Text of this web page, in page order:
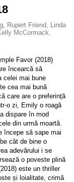
Rupert Friend, Linda
McCormack,
Favor (2018)
încearcă să
celei mai bune
cea mai bună
care are o preferință
o zi, Emily o roagă
dispare în mod
din urmă moartă.
începe să sape mai
cât de bine o
adevărului i se
o poveste plină
este un thriller
și loialitate, crimă